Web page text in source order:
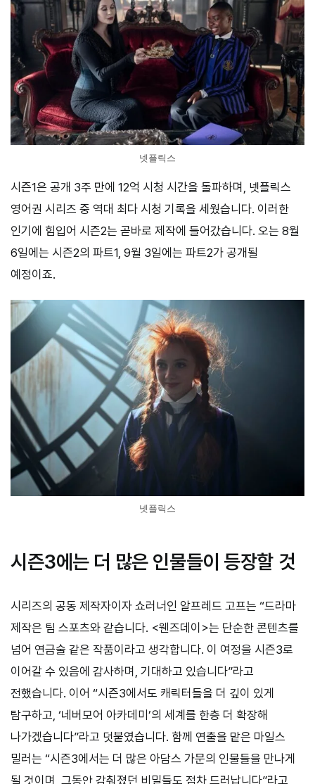
넷플릭스
시즌1은 공개 3주 만에 12억 시청 시간을 돌파하며, 넷플릭스
영어권 시리즈 중 역대 최다 시청 기록을 세웠습니다. 이러한
인기에 힘입어 시즌2는 곧바로 제작에 들어갔습니다. 오는 8월
6일에는 시즌2의 파트1, 9월 3일에는 파트2가 공개될
예정이죠.
넷플릭스
시즌3에는 더 많은 인물들이 등장할 것
시리즈의 공동 제작자이자 쇼러너인 알프레드 고프는 “드라마
제작은 팀 스포츠와 같습니다. <웬즈데이>는 단순한 콘텐츠를
넘어 연금술 같은 작품이라고 생각합니다. 이 여정을 시즌3로
이어갈 수 있음에 감사하며, 기대하고 있습니다”라고
전했습니다. 이어 “시즌3에서도 캐릭터들을 더 깊이 있게
탐구하고, ‘네버모어 아카데미’의 세계를 한층 더 확장해
나가겠습니다”라고 덧붙였습니다. 함께 연출을 맡은 마일스
밀러는 “시즌3에서는 더 많은 아담스 가문의 인물들을 만나게
될 것이며, 그동안 감춰졌던 비밀들도 점차 드러납니다”라고